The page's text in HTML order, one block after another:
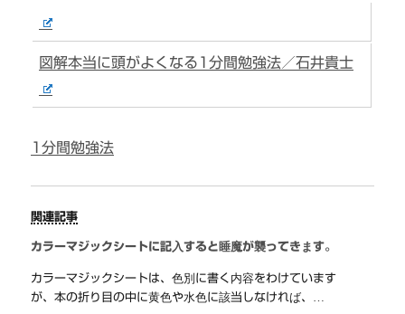
図解本当に頭がよくなる1分間勉強法／石井貴士
1分間勉強法
関連記事
カラーマジックシートに記入すると睡魔が襲ってきます。
カラーマジックシートは、色別に書く内容をわけています
が、本の折り目の中に黄色や水色に該当しなければ、…